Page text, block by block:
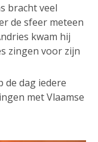
bracht veel
de sfeer meteen
kwam hij
zingen voor zijn
de dag iedere
met Vlaamse